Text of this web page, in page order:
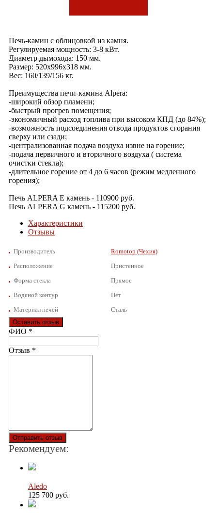
Печь-камин с облицовкой из камня.
Регулируемая мощность: 3-8 кВт.
Диаметр дымохода: 150 мм.
Размер: 520х996х318 мм.
Вес: 160/139/156 кг.
Преимущества печи-камина Alpera:
-широкий обзор пламени;
-быстрый прогрев помещения;
-экономичный расход топлива при высоком КПД (до 84%);
-возможность подсоединения отвода продуктов сгорания
сверху или сзади;
-централизованная подача воздуха извне на горение;
-подача первичного и вторичного воздуха ( система
очистки стекла);
-длительное горение от 4 до 6 часов (режим медленного
горения);
Печь ALPERA E камень - 110900 руб.
Печь ALPERA G камень - 115200 руб.
Характеристики
Отзывы
Производитель
Romotop (Чехия)
Расположение
Пристенное
Форма стекла
Прямое
Водяной контур
Нет
Материал печей
Сталь
Оставить отзыв
Ваш отзыв был отправлен!
ФИО *
Отзыв *
Отправить отзыв
Рекомендуем:
Aledo
125 700 руб.